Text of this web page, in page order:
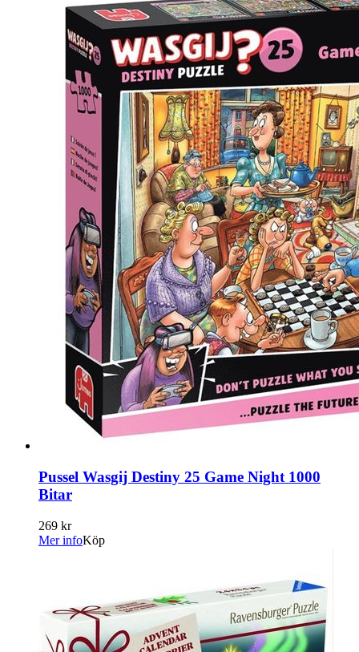
Pussel Wasgij Destiny 25 Game Night 1000
Bitar
269 kr
Mer infoKöp